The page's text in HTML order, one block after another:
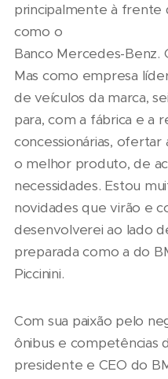
principalmente à frente
como o
Banco Mercedes-Benz.
Mas como empresa
de veículos da marca,
para, com a fábrica e a
concessionárias, ofertar
o melhor produto, de
necessidades. Estou
novidades que virão e
desenvolverei ao lado
preparada como a do
Piccinini.
Com sua paixão pelo
ônibus e competências
presidente e CEO do